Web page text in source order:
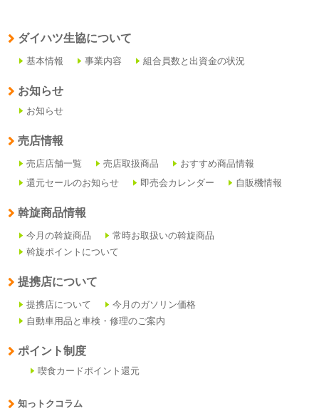
ダイハツ生協について
基本情報 事業内容 組合員数と出資金の状況
お知らせ
お知らせ
売店情報
売店店舗一覧 売店取扱商品
おすすめ商品情報
還元セールのお知らせ
即売会カレンダー 自販機情報
斡旋商品情報
今月の斡旋商品
常時お取扱いの斡旋商品
斡旋ポイントについて
提携店について
提携店について
今月のガソリン価格
自動車用品と車検・修理のご案内
ポイント制度
喫食カードポイント還元
知っトクコラム